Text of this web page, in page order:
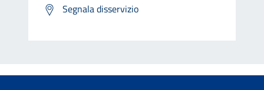
Segnala disservizio